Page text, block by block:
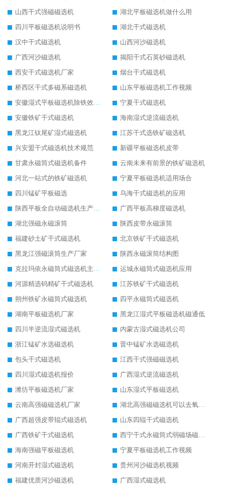
山西干式强磁磁选机
湖北平板磁选机做什么用
四川平板磁选机说明书
湖北干式磁选机
汉中干式磁选机
山西河沙磁选机
广西河沙磁选机
揭阳干式石英砂磁选机
西安干式磁选机厂家
烟台干式磁选机
桥西区干式多磁系磁选机
山东平板磁选机工作视频
安徽湿式平板磁选机除铁效果怎么样
宁夏干式磁选机
安徽铁矿干式磁选机
海南湿式逆流磁选机
黑龙江钛尾矿湿式磁选机
江苏干式选铁矿磁选机
兴安盟干式磁选机技术规范
新疆平板磁选机皮带
甘肃永磁筒式磁选机备件
云南未来有前景的铁矿磁选机
河北一站式的铁矿磁选机
宁夏平板磁选机适用场合
四川锰矿平板磁选
乌海干式磁选机的应用
陕西平板全自动磁选机生产厂家
广西平板高梯度磁选机
湖北强磁永磁滚筒
陕西皮带永磁滚筒
福建砂土矿干式磁选机
北京铁矿干式磁选机
黑龙江强磁滚筒生产厂家
陕西永磁滚筒结构图
克拉玛依永磁筒式磁选机主要技术参数
运城永磁筒式磁选机应用
河源精选钨精矿干式磁选机
江苏铁矿干式磁选机
朔州铁矿永磁筒式磁选机
四平永磁筒式磁选机
湖南平板磁选机厂家
黑龙江湿式平板磁选机磁通低
四川半逆流湿式磁选机
内蒙古湿式磁选机公司
浙江锰矿水选磁选机
晋中锰矿水选磁选机
包头干式磁选机
江西干式强磁磁选机
四川湿式磁选机报价
广西湿式逆流磁选机
潍坊平板磁选机厂家
山东湿式平板磁选机
云南高强磁磁选机厂家
湖北高强磁磁选机可以去氧化铝
广西超强皮带辊式磁选机
山东四辊干式磁选机
广西铁矿干式磁选机
西宁干式永磁筒式弱磁场磁选机结构图
海南强磁平板磁选机
宁夏平板磁选机工作视频
河南开封湿式磁选机
贵州河沙磁选机视频
福建优质河沙磁选机
广西湿式磁选机